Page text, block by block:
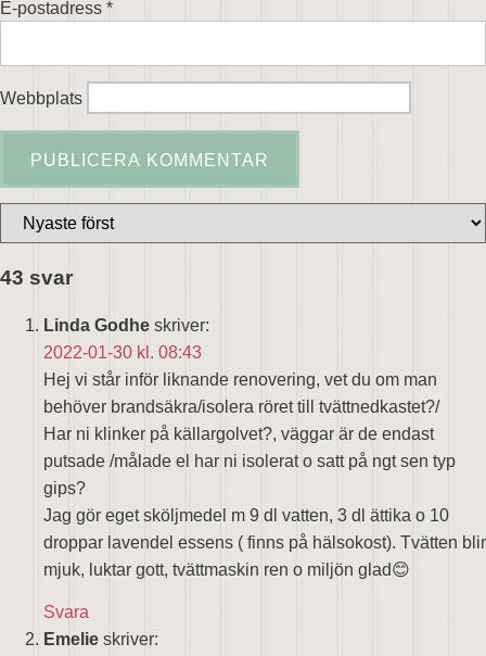
E-postadress *
Webbplats
43 svar
Linda Godhe skriver:
2022-01-30 kl. 08:43
Hej vi står inför liknande renovering, vet du om man
behöver brandsäkra/isolera röret till tvättnedkastet?/
Har ni klinker på källargolvet?, väggar är de endast
putsade /målade el har ni isolerat o satt på ngt sen typ
gips?
Jag gör eget sköljmedel m 9 dl vatten, 3 dl ättika o 10
droppar lavendel essens ( finns på hälsokost). Tvätten blir
mjuk, luktar gott, tvättmaskin ren o miljön glad😊
Svara
Emelie skriver: